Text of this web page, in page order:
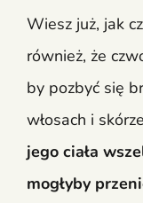
Wiesz już, jak
również, że
by pozbyć się
włosach i
jego ciała
mogłyby